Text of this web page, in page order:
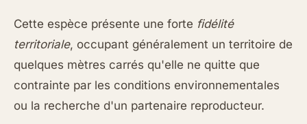
Cette espèce présente une forte fidélité
territoriale, occupant généralement un territoire de
quelques mètres carrés qu'elle ne quitte que
contrainte par les conditions environnementales
ou la recherche d'un partenaire reproducteur.